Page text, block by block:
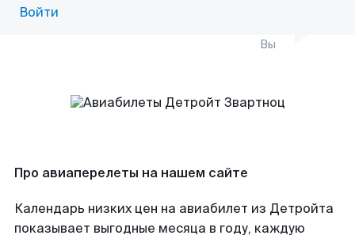
Войти
Вы
Про авиаперелеты на нашем сайте
Календарь низких цен на авиабилет из Детройта
показывает выгодные месяца в году, каждую